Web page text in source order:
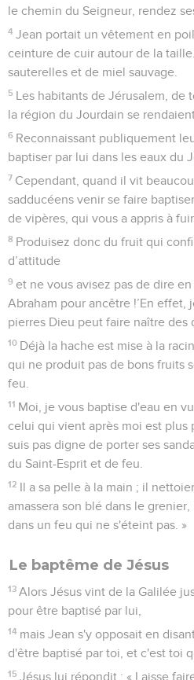
le chemin du Seigneur, rendez
4 Jean portait un vêtement en
ceinture de cuir autour de la
sauterelles et de miel sauvage.
5 Les habitants de Jérusalem, de
la région du Jourdain se
6 Reconnaissant publiquement
baptiser par lui dans les eaux du
7 Cependant, quand il vit
sadducéens venir se faire
de vipères, qui vous a appris à
8 Produisez donc du fruit qui
d’attitude
9 et ne vous avisez pas de dire en
Abraham pour ancêtre !’En effet,
pierres Dieu peut faire naître des
10 Déjà la hache est mise à la
qui ne produit pas de bons fruits
feu.
11 Moi, je vous baptise d'eau en
celui qui vient après moi est plus
suis pas digne de porter ses
du Saint-Esprit et de feu.
12 Il a sa pelle à la main ; il
amassera son blé dans le
dans un feu qui ne s'éteint pas. »
Le baptême de Jésus
13 Alors Jésus vint de la Galilée
pour être baptisé par lui,
14 mais Jean s'y opposait en
d'être baptisé par toi, et c'est toi
15 Jésus lui répondit : « Laisse